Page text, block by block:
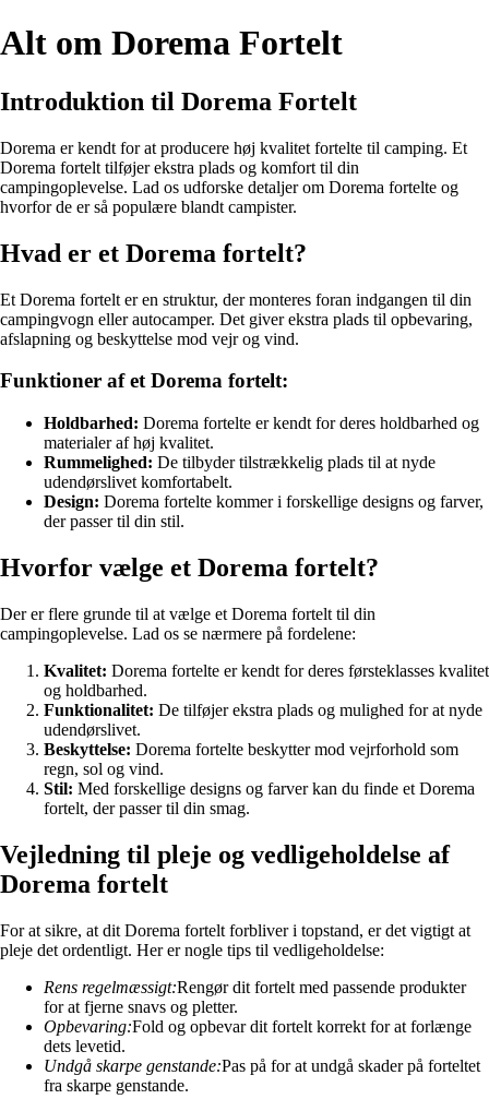
Alt om Dorema Fortelt
Introduktion til Dorema Fortelt
Dorema er kendt for at producere høj kvalitet fortelte til camping. Et
Dorema fortelt tilføjer ekstra plads og komfort til din
campingoplevelse. Lad os udforske detaljer om Dorema fortelte og
hvorfor de er så populære blandt campister.
Hvad er et Dorema fortelt?
Et Dorema fortelt er en struktur, der monteres foran indgangen til din
campingvogn eller autocamper. Det giver ekstra plads til opbevaring,
afslapning og beskyttelse mod vejr og vind.
Funktioner af et Dorema fortelt:
Holdbarhed: Dorema fortelte er kendt for deres holdbarhed og
materialer af høj kvalitet.
Rummelighed: De tilbyder tilstrækkelig plads til at nyde
udendørslivet komfortabelt.
Design: Dorema fortelte kommer i forskellige designs og farver,
der passer til din stil.
Hvorfor vælge et Dorema fortelt?
Der er flere grunde til at vælge et Dorema fortelt til din
campingoplevelse. Lad os se nærmere på fordelene:
Kvalitet: Dorema fortelte er kendt for deres førsteklasses kvalitet
og holdbarhed.
Funktionalitet: De tilføjer ekstra plads og mulighed for at nyde
udendørslivet.
Beskyttelse: Dorema fortelte beskytter mod vejrforhold som
regn, sol og vind.
Stil: Med forskellige designs og farver kan du finde et Dorema
fortelt, der passer til din smag.
Vejledning til pleje og vedligeholdelse af
Dorema fortelt
For at sikre, at dit Dorema fortelt forbliver i topstand, er det vigtigt at
pleje det ordentligt. Her er nogle tips til vedligeholdelse:
Rens regelmæssigt:Rengør dit fortelt med passende produkter
for at fjerne snavs og pletter.
Opbevaring:Fold og opbevar dit fortelt korrekt for at forlænge
dets levetid.
Undgå skarpe genstande:Pas på for at undgå skader på forteltet
fra skarpe genstande.